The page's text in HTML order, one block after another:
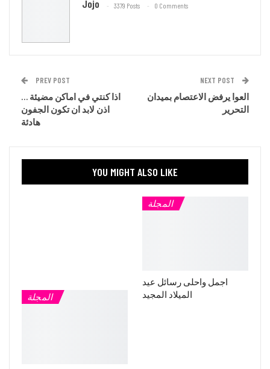
Jojo 3379 Posts 0 Comments
PREV POST
اذا كنتي في اماكن مضيئة …
اذن لابد ان تكون الجفون
هادئة
NEXT POST
العوا يرفض الاعتصام بميدان
التحرير
YOU MIGHT ALSO LIKE
المجلة
المجلة
اجمل واحلى رسائل عيد
الميلاد المجيد